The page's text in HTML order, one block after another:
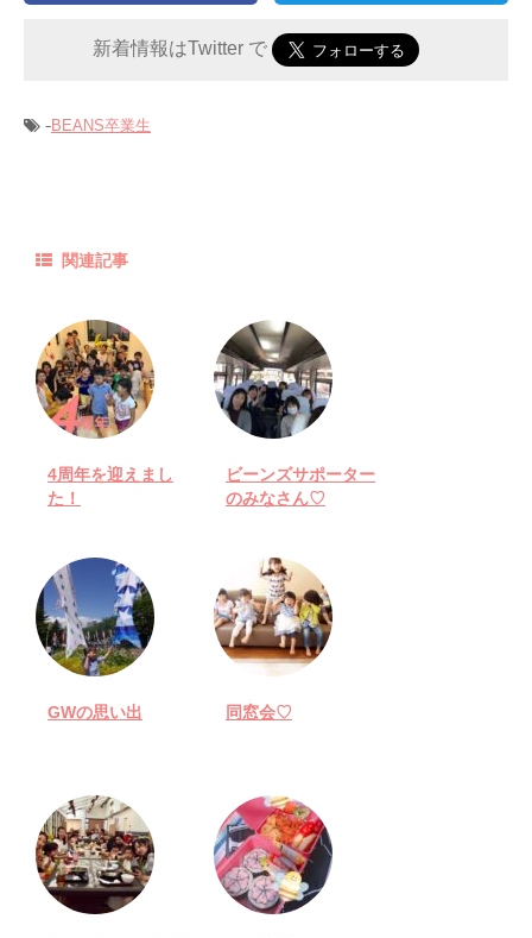
新着情報はTwitter で
-BEANS卒業生
関連記事
4周年を迎えまし
た！
ビーンズサポーター
のみなさん♡
GWの思い出 同窓会♡